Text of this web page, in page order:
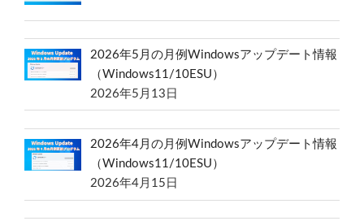
2026年5月の月例Windowsアップデート情報
（Windows11/10ESU）
2026年5月13日
2026年4月の月例Windowsアップデート情報
（Windows11/10ESU）
2026年4月15日